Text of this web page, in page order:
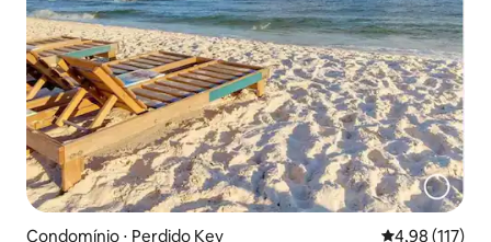
Condomínio ⋅ Perdido Key 4,98 de uma
4,98 (117)